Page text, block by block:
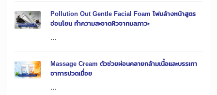
Pollution Out Gentle Facial Foam โฟมล้างหน้าสูตร
อ่อนโยน ทำความสะอาดผิวจากมลภาวะ
...
Massage Cream ตัวช่วยผ่อนคลายกล้ามเนื้อและบรรเทา
อาการปวดเมื่อย
...